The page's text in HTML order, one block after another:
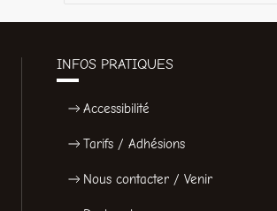
INFOS PRATIQUES
Accessibilité
Tarifs / Adhésions
Nous contacter / Venir